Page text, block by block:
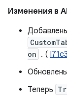
Изменения в
on . (
Теперь